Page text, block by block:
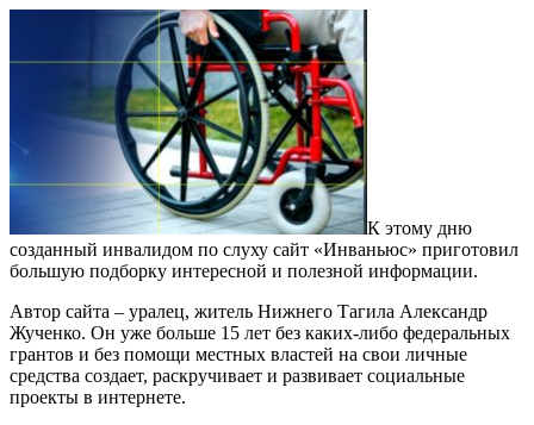
К этому дню
созданный инвалидом по слуху сайт «Инваньюс» приготовил
большую подборку интересной и полезной информации.
Автор сайта – уралец, житель Нижнего Тагила Александр
Жученко. Он уже больше 15 лет без каких-либо федеральных
грантов и без помощи местных властей на свои личные
средства создает, раскручивает и развивает социальные
проекты в интернете.